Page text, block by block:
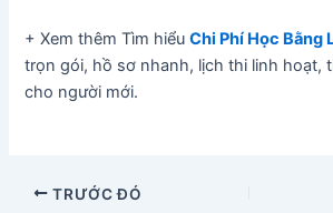
+ Xem thêm Tìm hiểuChi Phí Học Bằng
trọn gói, hồ sơ nhanh, lịch thi linh hoạt,
cho người mới.
TRƯỚC ĐÓ